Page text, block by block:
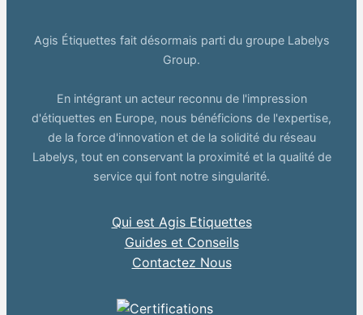
Agis Étiquettes fait désormais parti du groupe Labelys
Group.
En intégrant un acteur reconnu de l'impression
d'étiquettes en Europe, nous bénéficions de l'expertise,
de la force d'innovation et de la solidité du réseau
Labelys, tout en conservant la proximité et la qualité de
service qui font notre singularité.
Qui est Agis Etiquettes
Guides et Conseils
Contactez Nous